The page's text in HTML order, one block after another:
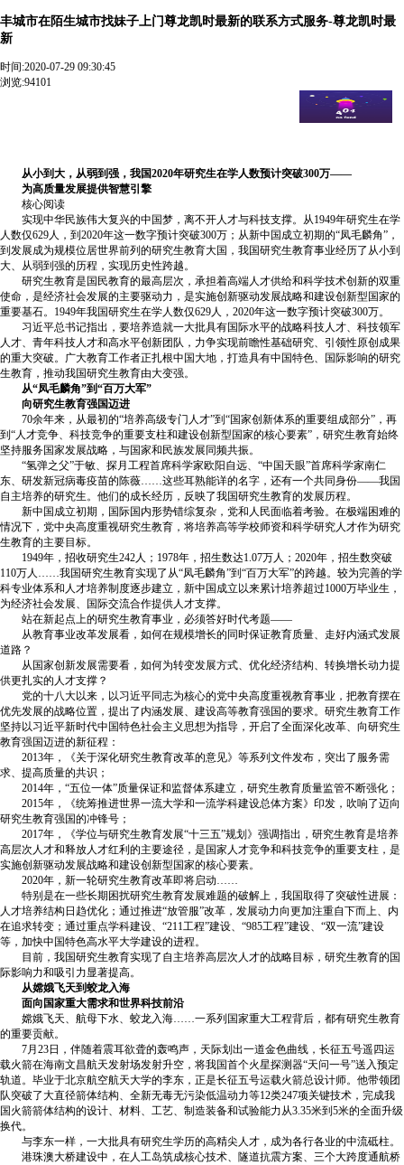
丰城市在陌生城市找妹子上门尊龙凯时最新的联系方式服务-尊龙凯时最
新
时间:2020-07-29 09:30:45
浏览:94101
丰城市在陌生城市找妹子上门尊龙凯时最新的联系方式服务
【 v:3２0７09207姨姨】全天24小时安排【 v:3２0７09207姨姨】
从小到大，从弱到强，我国2020年研究生在学人数预计突破300万——
为高质量发展提供智慧引擎
核心阅读
实现中华民族伟大复兴的中国梦，离不开人才与科技支撑。从1949年研究生在学
人数仅629人，到2020年这一数字预计突破300万；从新中国成立初期的“凤毛麟角”，
到发展成为规模位居世界前列的研究生教育大国，我国研究生教育事业经历了从小到
大、从弱到强的历程，实现历史性跨越。
研究生教育是国民教育的最高层次，承担着高端人才供给和科学技术创新的双重
使命，是经济社会发展的主要驱动力，是实施创新驱动发展战略和建设创新型国家的
重要基石。1949年我国研究生在学人数仅629人，2020年这一数字预计突破300万。
习近平总书记指出，要培养造就一大批具有国际水平的战略科技人才、科技领军
人才、青年科技人才和高水平创新团队，力争实现前瞻性基础研究、引领性原创成果
的重大突破。广大教育工作者正扎根中国大地，打造具有中国特色、国际影响的研究
生教育，推动我国研究生教育由大变强。
从“凤毛麟角”到“百万大军”
向研究生教育强国迈进
70余年来，从最初的“培养高级专门人才”到“国家创新体系的重要组成部分”，再
到“人才竞争、科技竞争的重要支柱和建设创新型国家的核心要素”，研究生教育始终
坚持服务国家发展战略，与国家和民族发展同频共振。
“氢弹之父”于敏、探月工程首席科学家欧阳自远、“中国天眼”首席科学家南仁
东、研发新冠病毒疫苗的陈薇……这些耳熟能详的名字，还有一个共同身份——我国
自主培养的研究生。他们的成长经历，反映了我国研究生教育的发展历程。
新中国成立初期，国际国内形势错综复杂，党和人民面临着考验。在极端困难的
情况下，党中央高度重视研究生教育，将培养高等学校师资和科学研究人才作为研究
生教育的主要目标。
1949年，招收研究生242人；1978年，招生数达1.07万人；2020年，招生数突破
110万人……我国研究生教育实现了从“凤毛麟角”到“百万大军”的跨越。较为完善的学
科专业体系和人才培养制度逐步建立，新中国成立以来累计培养超过1000万毕业生，
为经济社会发展、国际交流合作提供人才支撑。
站在新起点上的研究生教育事业，必须答好时代考题——
从教育事业改革发展看，如何在规模增长的同时保证教育质量、走好内涵式发展
道路？
从国家创新发展需要看，如何为转变发展方式、优化经济结构、转换增长动力提
供更扎实的人才支撑？
党的十八大以来，以习近平同志为核心的党中央高度重视教育事业，把教育摆在
优先发展的战略位置，提出了内涵发展、建设高等教育强国的要求。研究生教育工作
坚持以习近平新时代中国特色社会主义思想为指导，开启了全面深化改革、向研究生
教育强国迈进的新征程：
2013年，《关于深化研究生教育改革的意见》等系列文件发布，突出了服务需
求、提高质量的共识；
2014年，“五位一体”质量保证和监督体系建立，研究生教育质量监管不断强化；
2015年，《统筹推进世界一流大学和一流学科建设总体方案》印发，吹响了迈向
研究生教育强国的冲锋号；
2017年，《学位与研究生教育发展“十三五”规划》强调指出，研究生教育是培养
高层次人才和释放人才红利的主要途径，是国家人才竞争和科技竞争的重要支柱，是
实施创新驱动发展战略和建设创新型国家的核心要素。
2020年，新一轮研究生教育改革即将启动……
特别是在一些长期困扰研究生教育发展难题的破解上，我国取得了突破性进展：
人才培养结构日趋优化；通过推进“放管服”改革，发展动力向更加注重自下而上、内
在追求转变；通过重点学科建设、“211工程”建设、“985工程”建设、“双一流”建设
等，加快中国特色高水平大学建设的进程。
目前，我国研究生教育实现了自主培养高层次人才的战略目标，研究生教育的国
际影响力和吸引力显著提高。
从嫦娥飞天到蛟龙入海
面向国家重大需求和世界科技前沿
嫦娥飞天、航母下水、蛟龙入海……一系列国家重大工程背后，都有研究生教育
的重要贡献。
7月23日，伴随着震耳欲聋的轰鸣声，天际划出一道金色曲线，长征五号遥四运
载火箭在海南文昌航天发射场发射升空，将我国首个火星探测器“天问一号”送入预定
轨道。毕业于北京航空航天大学的李东，正是长征五号运载火箭总设计师。他带领团
队突破了大直径箭体结构、全新无毒无污染低温动力等12类247项关键技术，完成我
国火箭箭体结构的设计、材料、工艺、制造装备和试验能力从3.35米到5米的全面升级
换代。
与李东一样，一大批具有研究生学历的高精尖人才，成为各行各业的中流砥柱。
港珠澳大桥建设中，在人工岛筑成核心技术、隧道抗震方案、三个大跨度通航桥